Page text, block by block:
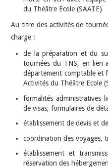
du Théâtre Ecole (SAATE)
Au titre des activités de
charge :
de la préparation et du
tournées du TNS, en lien
département comptable et
Activités du Théâtre Ecole
formalités administratives
de visas, formulaires de
établissement de devis et
coordination des voyages,
établissement et
réservation des